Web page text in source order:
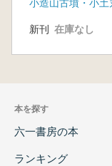
新刊 在庫なし
本を探す
六一書房の本
ランキング